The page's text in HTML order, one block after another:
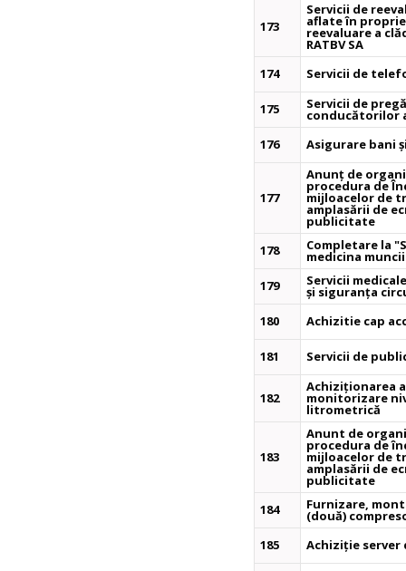
173
Servicii de
aflate în
reevaluare a
RATBV SA
174
Servicii de
175 Servicii de
conducătorilor
176
Asigurare bani
177
Anunț de
procedura de
mijloacelor de
amplasării de
publicitate
178
Completare la
medicina
179
Servicii
și siguranța
180
Achizitie cap
181 Servicii de
182
Achiziționarea a
monitorizare
litrometrică
183
Anunt de
procedura de
mijloacelor de
amplasării de
publicitate
184
Furnizare,
(două)
185
Achiziție server